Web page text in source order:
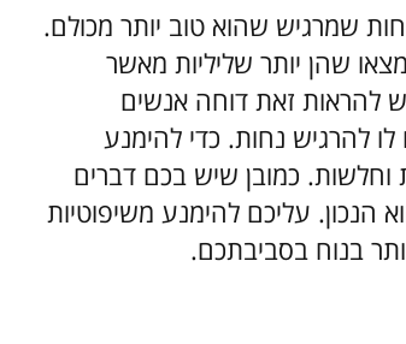
שמרגיש שהוא טוב יותר מכולם.
שהן יותר שליליות מאשר
להראות זאת דוחה אנשים
להרגיש נחות. כדי להימנע
וחלשות. כמובן שיש בכם דברים
עליכם להימנע משיפוטיות
בנוח בסביבתכם.